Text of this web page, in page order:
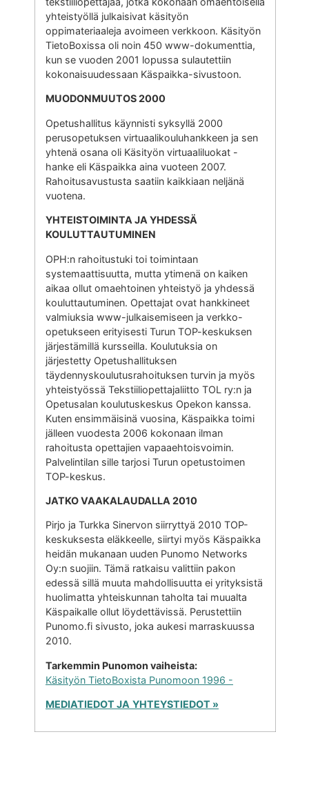
yhteistyöllä julkaisivat käsityön
oppimateriaaleja avoimeen verkkoon. Käsityön
TietoBoxissa oli noin 450 www-dokumenttia,
kun se vuoden 2001 lopussa sulautettiin
kokonaisuudessaan Käspaikka-sivustoon.
MUODONMUUTOS 2000
Opetushallitus käynnisti syksyllä 2000
perusopetuksen virtuaalikouluhankkeen ja sen
yhtenä osana oli Käsityön virtuaaliluokat -
hanke eli Käspaikka aina vuoteen 2007.
Rahoitusavustusta saatiin kaikkiaan neljänä
vuotena.
YHTEISTOIMINTA JA YHDESSÄ
KOULUTTAUTUMINEN
OPH:n rahoitustuki toi toimintaan
systemaattisuutta, mutta ytimenä on kaiken
aikaa ollut omaehtoinen yhteistyö ja yhdessä
kouluttautuminen. Opettajat ovat hankkineet
valmiuksia www-julkaisemiseen ja verkko-
opetukseen erityisesti Turun TOP-keskuksen
järjestämillä kursseilla. Koulutuksia on
järjestetty Opetushallituksen
täydennyskoulutusrahoituksen turvin ja myös
yhteistyössä Tekstiiliopettajaliitto TOL ry:n ja
Opetusalan koulutuskeskus Opekon kanssa.
Kuten ensimmäisinä vuosina, Käspaikka toimi
jälleen vuodesta 2006 kokonaan ilman
rahoitusta opettajien vapaaehtoisvoimin.
Palvelintilan sille tarjosi Turun opetustoimen
TOP-keskus.
JATKO VAAKALAUDALLA 2010
Pirjo ja Turkka Sinervon siirryttyä 2010 TOP-
keskuksesta eläkkeelle, siirtyi myös Käspaikka
heidän mukanaan uuden Punomo Networks
Oy:n suojiin. Tämä ratkaisu valittiin pakon
edessä sillä muuta mahdollisuutta ei yrityksistä
huolimatta yhteiskunnan taholta tai muualta
Käspaikalle ollut löydettävissä. Perustettiin
Punomo.fi sivusto, joka aukesi marraskuussa
2010.
Tarkemmin Punomon vaiheista:
Käsityön TietoBoxista Punomoon 1996 -
MEDIATIEDOT JA YHTEYSTIEDOT »